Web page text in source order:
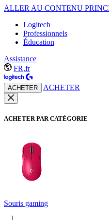
ALLER AU CONTENU
Logitech
Professionnels
Éducation
Assistance
FR,fr
ACHETER ACHETER
ACHETER PAR CATÉGORIE
Souris gaming